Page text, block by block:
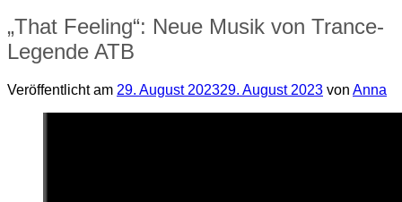
„That Feeling“: Neue Musik von Trance-
Legende ATB
Veröffentlicht am 29. August 202329. August 2023 von Anna